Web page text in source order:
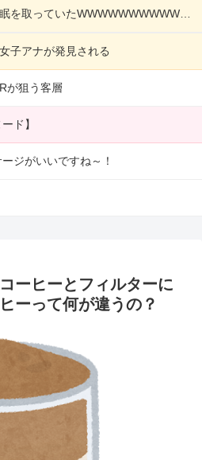
【悲報】堀大輔さん、実は仮眠を取っていたWWWWWWWWWWWWWWWWWWWWWWWWWWWWWWWWWWWWWWWWWW 他
子アナが発見される
が狙う客層
ド】
ジがいいですね～！
ーヒーとフィルターに
ーって何が違うの？